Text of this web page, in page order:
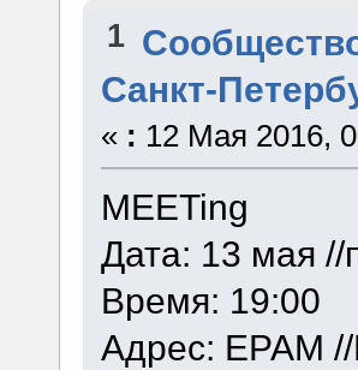
1
Санкт-
« : 12 Мая 2016,
MEETing
Дата: 13 мая //
Время: 19:00
Адрес: EPAM